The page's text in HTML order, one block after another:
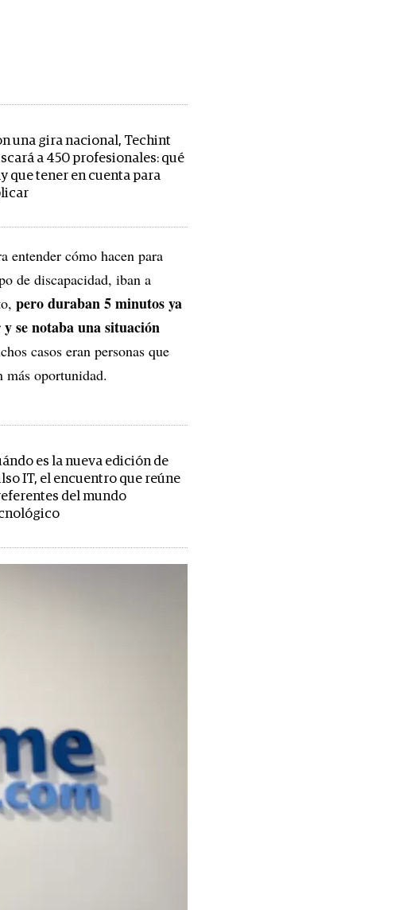
una gira nacional, Techint
a 450 profesionales: qué
que tener en cuenta para
entender cómo hacen para
de discapacidad, iban a
pero duraban 5 minutos ya
se notaba una situación
casos eran personas que
más oportunidad.
es la nueva edición de
IT, el encuentro que reúne
del mundo